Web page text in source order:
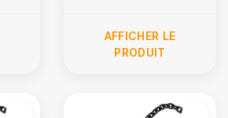
AFFICHER LE
PRODUIT